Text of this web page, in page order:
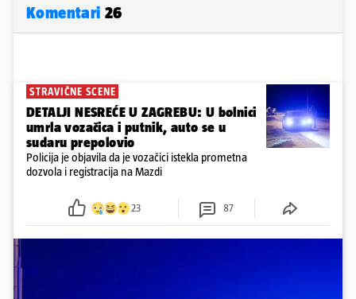
Komentari 26
STRAVIČNE SCENE
DETALJI NESREĆE U ZAGREBU: U bolnici
umrla vozačica i putnik, auto se u
sudaru prepolovio
Policija je objavila da je vozačici istekla prometna
dozvola i registracija na Mazdi
23 87